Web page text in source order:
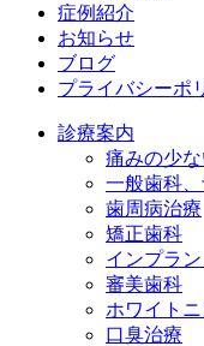
症例紹介
お知らせ
ブログ
プライバシーポ
診療案内
痛みの少
一般歯科
歯周病治療
矯正歯科
インプラン
審美歯科
ホワイト
口臭治療